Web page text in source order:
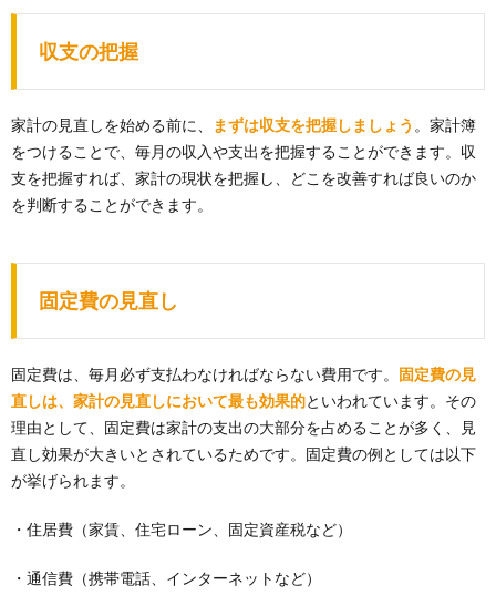
収支の把握
家計の見直しを始める前に、 まずは収支を把握しましょう 。家計簿
をつけることで、毎月の収入や支出を把握することができます。収
支を把握すれば、家計の現状を把握し、どこを改善すれば良いのか
を判断することができます。
固定費の見直し
固定費は、毎月必ず支払わなければならない費用です。 固定費の見
直しは、家計の見直しにおいて最も効果的といわれています。その
理由として、固定費は家計の支出の大部分を占めることが多く、見
直し効果が大きいとされているためです。固定費の例としては以下
が挙げられます。
・住居費（家賃、住宅ローン、固定資産税など）
・通信費（携帯電話、インターネットなど）